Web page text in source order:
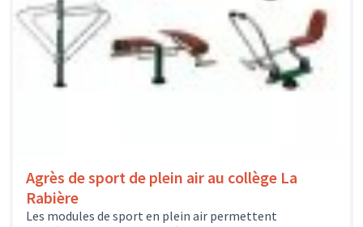
Agrès de sport de plein air au collège La
Rabière
Les modules de sport en plein air permettent